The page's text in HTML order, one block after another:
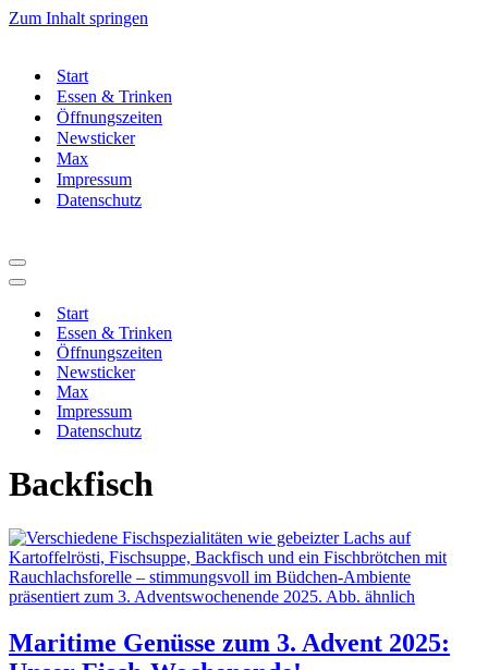
Zum Inhalt springen
Start
Essen & Trinken
Öffnungszeiten
Newsticker
Max
Impressum
Datenschutz
Navigationsmenü
Navigationsmenü
Start
Essen & Trinken
Öffnungszeiten
Newsticker
Max
Impressum
Datenschutz
Backfisch
Maritime Genüsse zum 3. Advent 2025: